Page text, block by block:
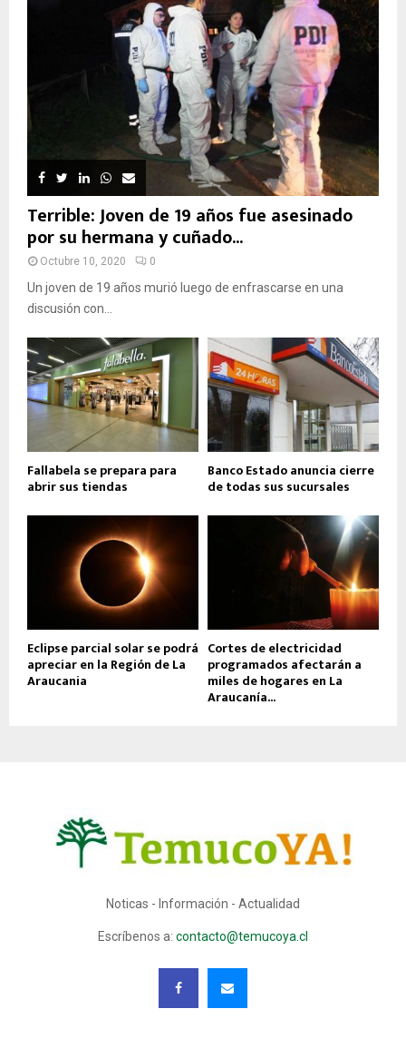
Terrible: Joven de 19 años fue asesinado
por su hermana y cuñado...
Octubre 10, 2020 0
Un joven de 19 años murió luego de enfrascarse en una
discusión con...
Fallabela se prepara para
abrir sus tiendas
Banco Estado anuncia cierre
de todas sus sucursales
Eclipse parcial solar se podrá
apreciar en la Región de La
Araucania
Cortes de electricidad
programados afectarán a
miles de hogares en La
Araucanía...
Noticas - Información - Actualidad
Escríbenos a: contacto@temucoya.cl